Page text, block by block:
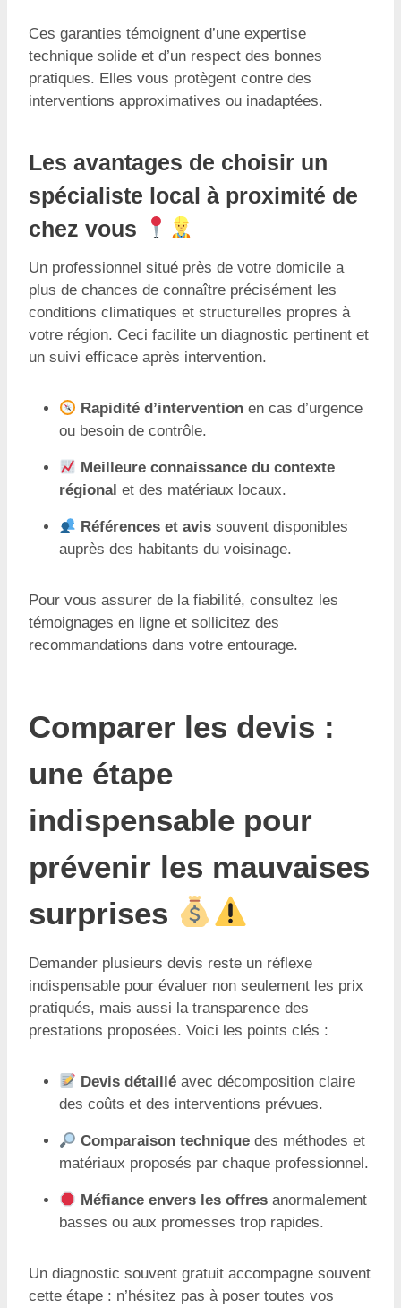
Ces garanties témoignent d’une expertise
technique solide et d’un respect des bonnes
pratiques. Elles vous protègent contre des
interventions approximatives ou inadaptées.
Les avantages de choisir un
spécialiste local à proximité de
chez vous
Un professionnel situé près de votre domicile a
plus de chances de connaître précisément les
conditions climatiques et structurelles propres à
votre région. Ceci facilite un diagnostic pertinent et
un suivi efficace après intervention.
Rapidité d’intervention en cas d’urgence
ou besoin de contrôle.
Meilleure connaissance du contexte
régional et des matériaux locaux.
Références et avis souvent disponibles
auprès des habitants du voisinage.
Pour vous assurer de la fiabilité, consultez les
témoignages en ligne et sollicitez des
recommandations dans votre entourage.
Comparer les devis :
une étape
indispensable pour
prévenir les mauvaises
surprises
Demander plusieurs devis reste un réflexe
indispensable pour évaluer non seulement les prix
pratiqués, mais aussi la transparence des
prestations proposées. Voici les points clés :
Devis détaillé avec décomposition claire
des coûts et des interventions prévues.
Comparaison technique des méthodes et
matériaux proposés par chaque professionnel.
Méfiance envers les offres anormalement
basses ou aux promesses trop rapides.
Un diagnostic souvent gratuit accompagne souvent
cette étape : n’hésitez pas à poser toutes vos